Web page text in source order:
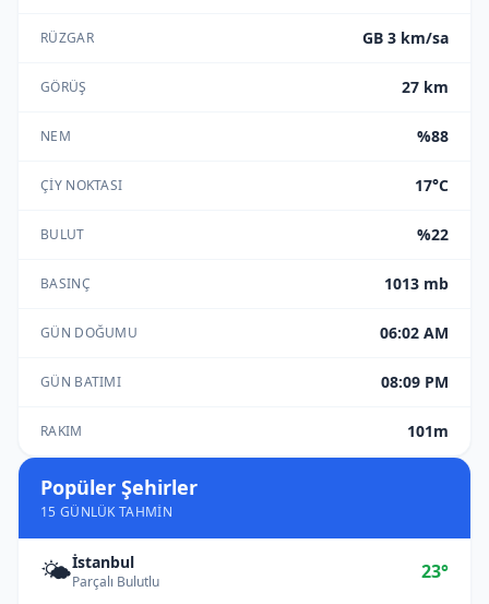
RÜZGAR GB 3 km/sa
GÖRÜŞ 27 km
NEM %88
ÇIY NOKTASI 17°C
BULUT %22
BASINÇ 1013 mb
GÜN DOĞUMU 06:02 AM
GÜN BATIMI 08:09 PM
RAKIM 101m
Popüler Şehirler
15 GÜNLÜK TAHMIN
🌤️İstanbul
Parçalı Bulutlu 23°